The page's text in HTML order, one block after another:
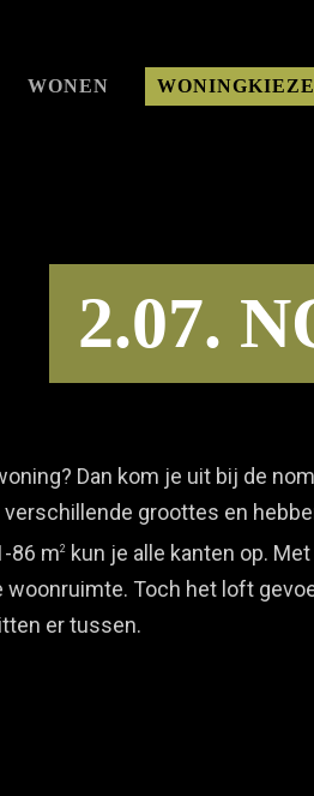
WONEN
2.07.
Dan kom je uit bij de
groottes en
86 m2 kun je alle kanten op.
Toch het loft
er tussen.